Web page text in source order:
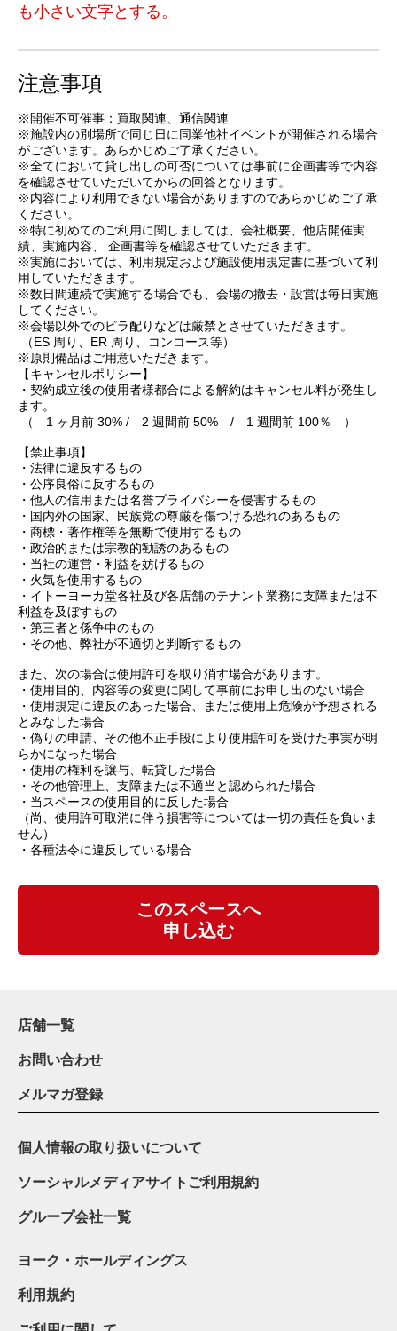
も小さい文字とする。
注意事項
※開催不可催事：買取関連、通信関連
※施設内の別場所で同じ日に同業他社イベントが開催される場合
がございます。あらかじめご了承ください。
※全てにおいて貸し出しの可否については事前に企画書等で内容
を確認させていただいてからの回答となります。
※内容により利用できない場合がありますのであらかじめご了承
ください。
※特に初めてのご利用に関しましては、会社概要、他店開催実
績、実施内容、 企画書等を確認させていただきます。
※実施においては、利用規定および施設使用規定書に基づいて利
用していただきます。
※数日間連続で実施する場合でも、会場の撤去・設営は毎日実施
してください。
※会場以外でのビラ配りなどは厳禁とさせていただきます。
（ES 周り、ER 周り、コンコース等）
※原則備品はご用意いただきます。
【キャンセルポリシー】
・契約成立後の使用者様都合による解約はキャンセル料が発生し
ます。
（ 1 ヶ月前 30% / 2 週間前 50% / 1 週間前 100％ ）
【禁止事項】
・法律に違反するもの
・公序良俗に反するもの
・他人の信用または名誉プライバシーを侵害するもの
・国内外の国家、民族党の尊厳を傷つける恐れのあるもの
・商標・著作権等を無断で使用するもの
・政治的または宗教的勧誘のあるもの
・当社の運営・利益を妨げるもの
・火気を使用するもの
・イトーヨーカ堂各社及び各店舗のテナント業務に支障または不
利益を及ぼすもの
・第三者と係争中のもの
・その他、弊社が不適切と判断するもの
また、次の場合は使用許可を取り消す場合があります。
・使用目的、内容等の変更に関して事前にお申し出のない場合
・使用規定に違反のあった場合、または使用上危険が予想される
とみなした場合
・偽りの申請、その他不正手段により使用許可を受けた事実が明
らかになった場合
・使用の権利を譲与、転貸した場合
・その他管理上、支障または不適当と認められた場合
・当スペースの使用目的に反した場合
（尚、使用許可取消に伴う損害等については一切の責任を負いま
せん）
・各種法令に違反している場合
このスペースへ
申し込む
店舗一覧
お問い合わせ
メルマガ登録
個人情報の取り扱いについて
ソーシャルメディアサイトご利用規約
グループ会社一覧
ヨーク・ホールディングス
利用規約